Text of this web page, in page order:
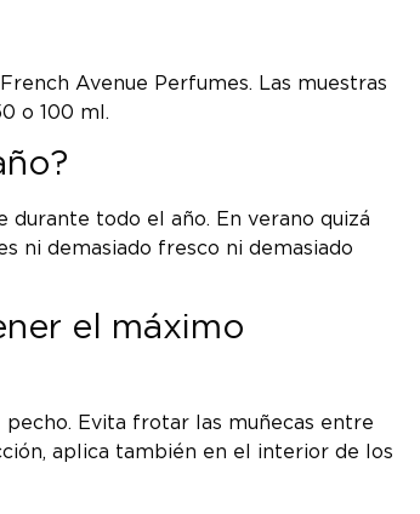
Avenue Perfumes. Las muestras
o 100 ml.
durante todo el año. En verano quizá
ni demasiado fresco ni demasiado
el máximo
Evita frotar las muñecas entre
aplica también en el interior de los